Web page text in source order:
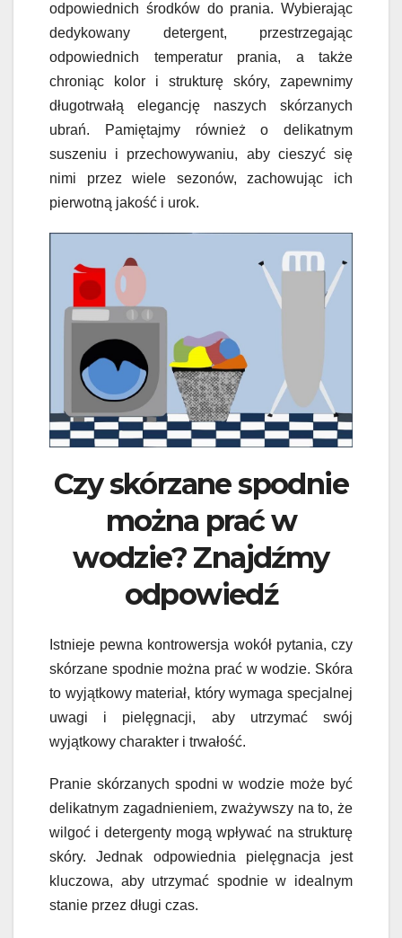
odpowiednich środków do prania. Wybierając
dedykowany detergent, przestrzegając
odpowiednich temperatur prania, a także
chroniąc kolor i strukturę skóry, zapewnimy
długotrwałą elegancję naszych skórzanych
ubrań. Pamiętajmy również o delikatnym
suszeniu i przechowywaniu, aby cieszyć się
nimi przez wiele sezonów, zachowując ich
pierwotną jakość i urok.
Czy skórzane spodnie
można prać w
wodzie? Znajdźmy
odpowiedź
Istnieje pewna kontrowersja wokół pytania, czy
skórzane spodnie można prać w wodzie. Skóra
to wyjątkowy materiał, który wymaga specjalnej
uwagi i pielęgnacji, aby utrzymać swój
wyjątkowy charakter i trwałość.
Pranie skórzanych spodni w wodzie może być
delikatnym zagadnieniem, zważywszy na to, że
wilgoć i detergenty mogą wpływać na strukturę
skóry. Jednak odpowiednia pielęgnacja jest
kluczowa, aby utrzymać spodnie w idealnym
stanie przez długi czas.